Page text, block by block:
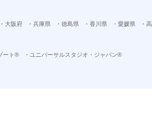
・大阪府 ・兵庫県 ・徳島県 ・香川県 ・愛媛県 ・
ート® ・ユニバーサルスタジオ・ジャパン®